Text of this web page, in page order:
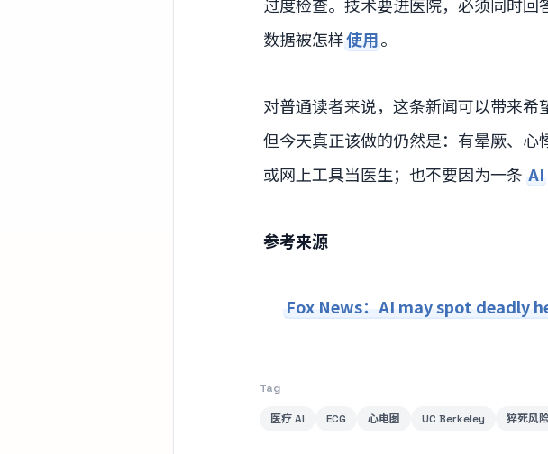
数据被怎样使用。
对普通读者来说，这条新闻可以带来希
但今天真正该做的仍然是：有晕厥、
或网上工具当医生；也不要因为一条 AI
参考来源
Fox News：AI may spot deadly
Tag
医疗 AI ECG 心电图 UC Berkeley 猝死风